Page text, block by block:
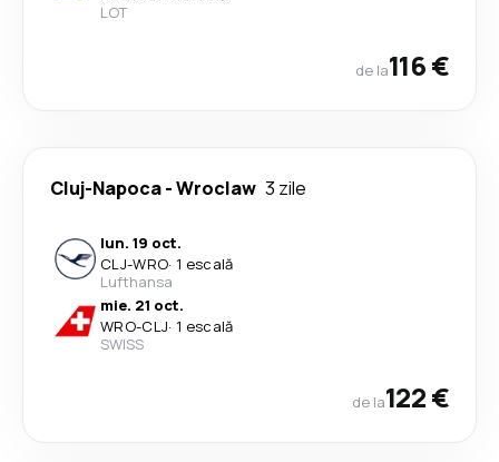
LOT
de la116 €
Cluj-Napoca-Wroclaw 3 zile
lun. 19 oct.
CLJ-WRO· 1 escală
Lufthansa
mie. 21 oct.
WRO-CLJ· 1 escală
SWISS
de la122 €